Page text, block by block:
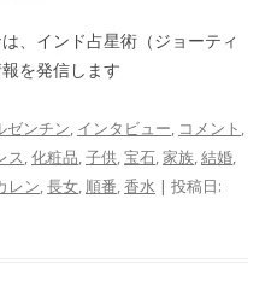
、インド占星術（ジョーティ
を発信します
ゼンチン, インタビュー, コメント ,
ス,化粧品,子供,宝石,家族,結婚,
レン,長女, 順番,香水 | 投稿日: